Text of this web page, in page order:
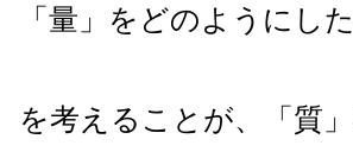
「量」をどのようにし
を考えることが、「質